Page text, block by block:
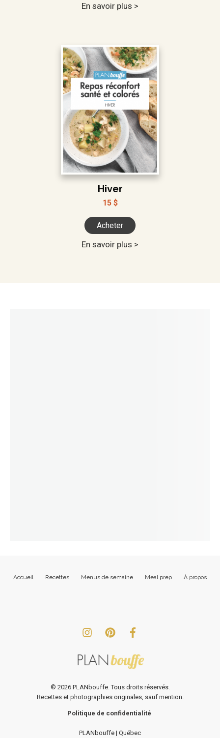
En savoir plus >
Hiver
15 $
Acheter
En savoir plus >
Accueil Recettes Menus de semaine Meal prep À propos
© 2026PLANbouffe. Tous droits réservés.
Recettes et photographies originales, sauf mention.
Politique de confidentialité
PLANbouffe | Québec